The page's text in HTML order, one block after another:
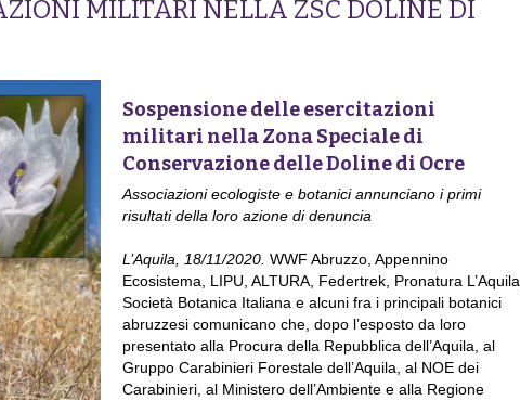
MILITARI NELLA ZSC DOLINE DI
Sospensione delle esercitazioni
militari nella Zona Speciale di
Conservazione delle Doline di Ocre
Associazioni ecologiste e botanici annunciano i primi
risultati della loro azione di denuncia
L’Aquila, 18/11/2020. WWF Abruzzo, Appennino
Ecosistema, LIPU, ALTURA, Federtrek, Pronatura L’Aquila,
Società Botanica Italiana e alcuni fra i principali botanici
abruzzesi comunicano che, dopo l’esposto da loro
presentato alla Procura della Repubblica dell’Aquila, al
Gruppo Carabinieri Forestale dell’Aquila, al NOE dei
Carabinieri, al Ministero dell’Ambiente e alla Regione